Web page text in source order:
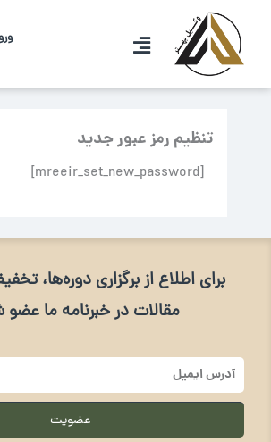
محتوا
تنظیم رمز عبور جدید
[mreeir_set_new_password]
برای اطلاع از برگزاری دوره‌ها،
مقالات در خبرنامه ما
آدرس
ایمیل
عضویت